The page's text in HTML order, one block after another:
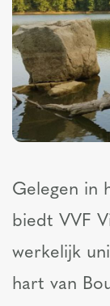
Gelegen in
biedt VVF
werkelijk
hart van